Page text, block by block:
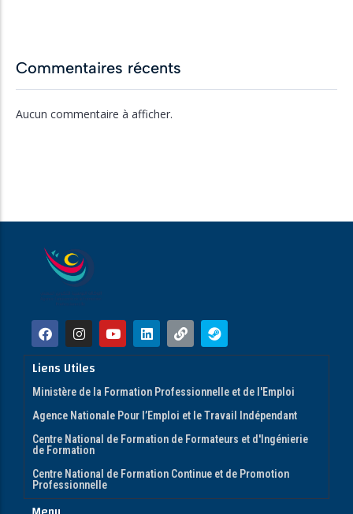
Commentaires récents
Aucun commentaire à afficher.
Liens Utiles
Ministère de la Formation Professionnelle et de l'Emploi
Agence Nationale Pour l’Emploi et le Travail Indépendant
Centre National de Formation de Formateurs et d'Ingénierie
de Formation
Centre National de Formation Continue et de Promotion
Professionnelle